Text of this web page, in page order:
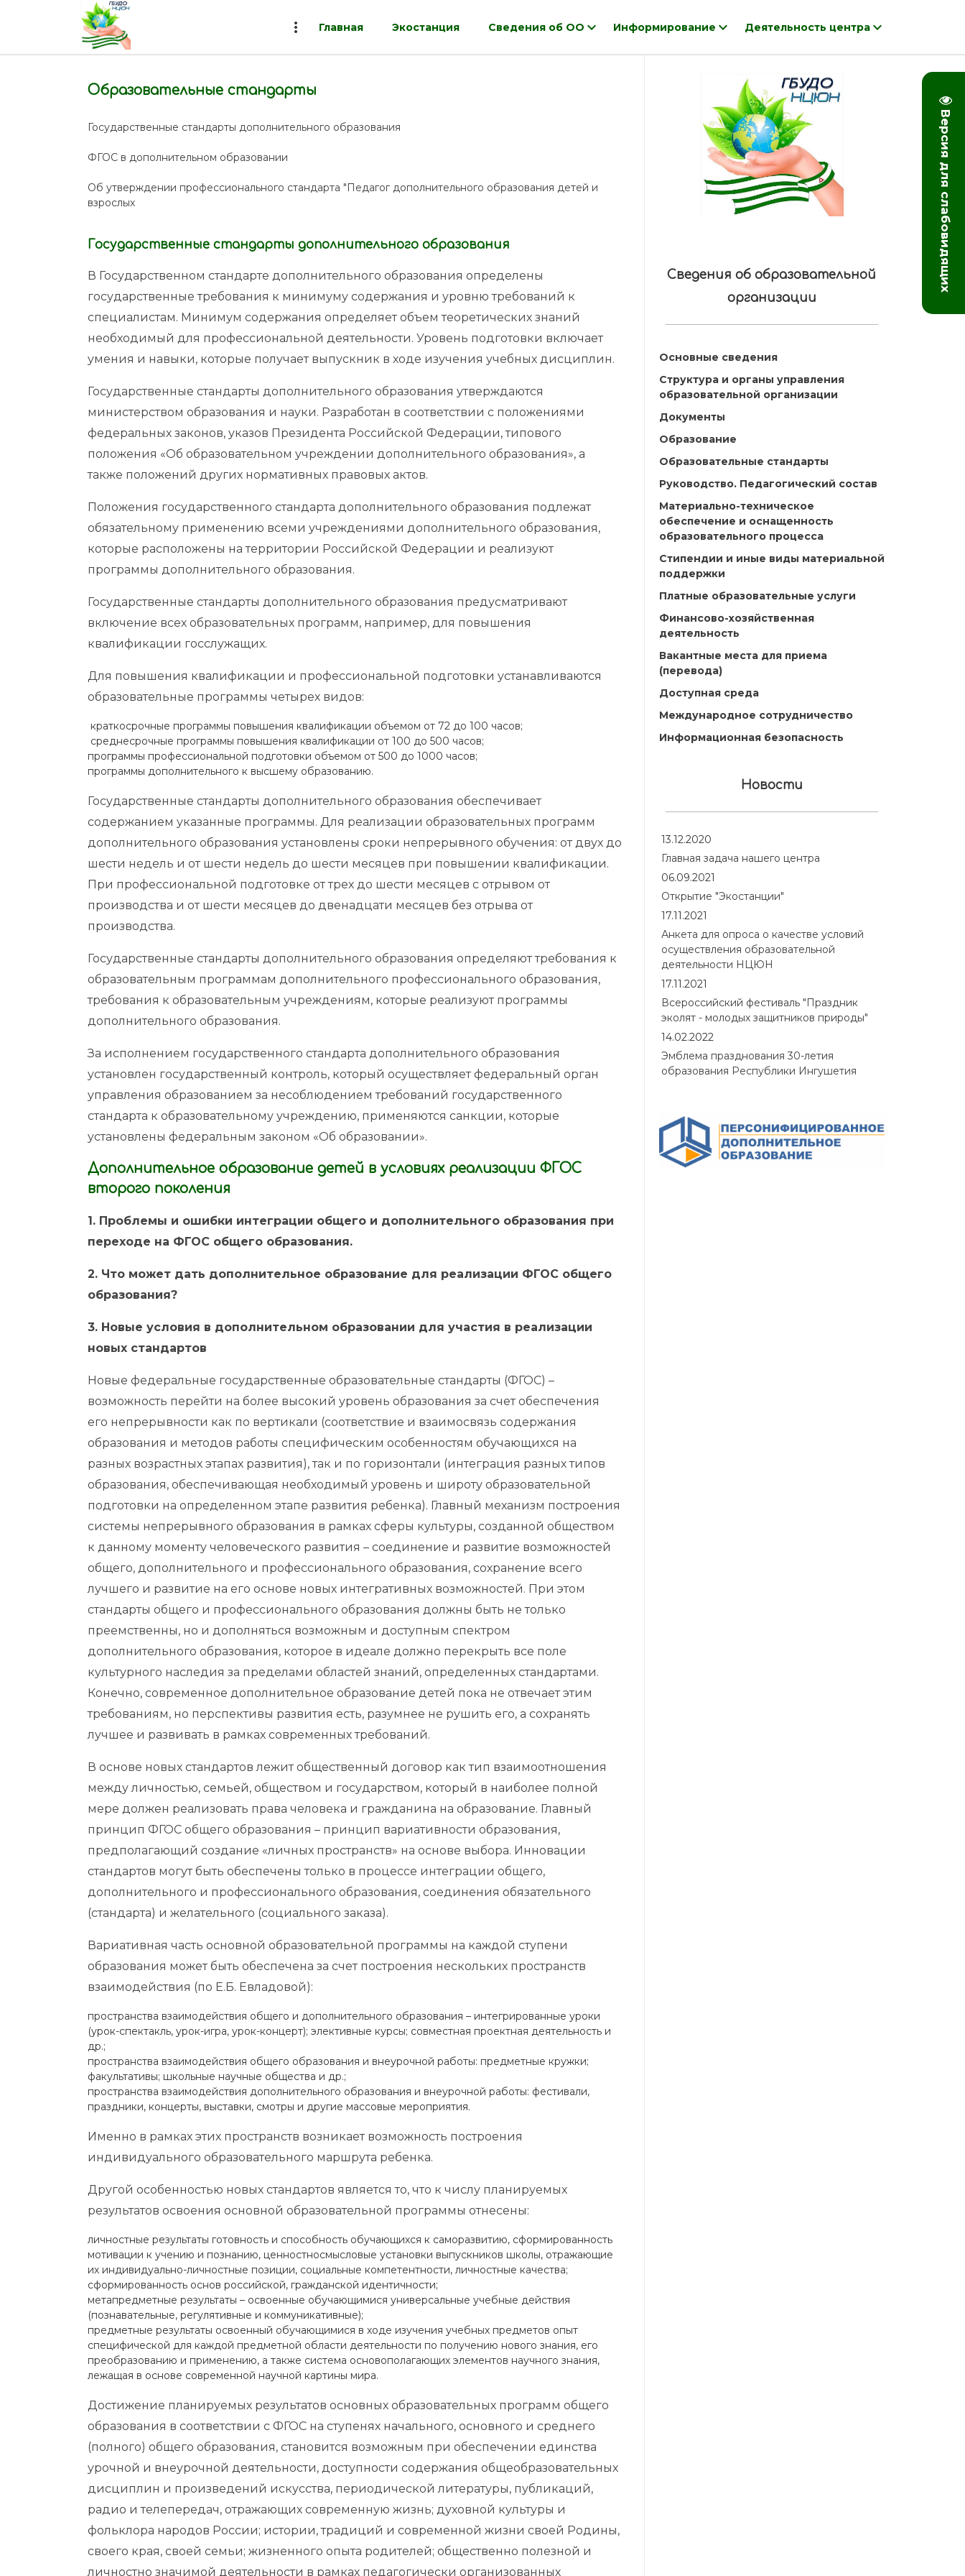
Версия для слабовидящих
more_vert Главная Экостанция Сведения об ОО Информирование Деятельность центра
Образовательные стандарты
Государственные стандарты дополнительного образования
ФГОС в дополнительном образовании
Об утверждении профессионального стандарта "Педагог дополнительного образования детей и
взрослых
Государственные стандарты дополнительного образования
В Государственном стандарте дополнительного образования определены
государственные требования к минимуму содержания и уровню требований к
специалистам. Минимум содержания определяет объем теоретических знаний
необходимый для профессиональной деятельности. Уровень подготовки включает
умения и навыки, которые получает выпускник в ходе изучения учебных дисциплин.
Государственные стандарты дополнительного образования утверждаются
министерством образования и науки. Разработан в соответствии с положениями
федеральных законов, указов Президента Российской Федерации, типового
положения «Об образовательном учреждении дополнительного образования», а
также положений других нормативных правовых актов.
Положения государственного стандарта дополнительного образования подлежат
обязательному применению всеми учреждениями дополнительного образования,
которые расположены на территории Российской Федерации и реализуют
программы дополнительного образования.
Государственные стандарты дополнительного образования предусматривают
включение всех образовательных программ, например, для повышения
квалификации госслужащих.
Для повышения квалификации и профессиональной подготовки устанавливаются
образовательные программы четырех видов:
краткосрочные программы повышения квалификации объемом от 72 до 100 часов;
среднесрочные программы повышения квалификации от 100 до 500 часов;
программы профессиональной подготовки объемом от 500 до 1000 часов;
программы дополнительного к высшему образованию.
Государственные стандарты дополнительного образования обеспечивает
содержанием указанные программы. Для реализации образовательных программ
дополнительного образования установлены сроки непрерывного обучения: от двух до
шести недель и от шести недель до шести месяцев при повышении квалификации.
При профессиональной подготовке от трех до шести месяцев с отрывом от
производства и от шести месяцев до двенадцати месяцев без отрыва от
производства.
Государственные стандарты дополнительного образования определяют требования к
образовательным программам дополнительного профессионального образования,
требования к образовательным учреждениям, которые реализуют программы
дополнительного образования.
За исполнением государственного стандарта дополнительного образования
установлен государственный контроль, который осуществляет федеральный орган
управления образованием за несоблюдением требований государственного
стандарта к образовательному учреждению, применяются санкции, которые
установлены федеральным законом «Об образовании».
Дополнительное образование детей в условиях реализации ФГОС
второго поколения
1. Проблемы и ошибки интеграции общего и дополнительного образования при
переходе на ФГОС общего образования.
2. Что может дать дополнительное образование для реализации ФГОС общего
образования?
3. Новые условия в дополнительном образовании для участия в реализации
новых стандартов
Новые федеральные государственные образовательные стандарты (ФГОС) –
возможность перейти на более высокий уровень образования за счет обеспечения
его непрерывности как по вертикали (соответствие и взаимосвязь содержания
образования и методов работы специфическим особенностям обучающихся на
разных возрастных этапах развития), так и по горизонтали (интеграция разных типов
образования, обеспечивающая необходимый уровень и широту образовательной
подготовки на определенном этапе развития ребенка). Главный механизм построения
системы непрерывного образования в рамках сферы культуры, созданной обществом
к данному моменту человеческого развития – соединение и развитие возможностей
общего, дополнительного и профессионального образования, сохранение всего
лучшего и развитие на его основе новых интегративных возможностей. При этом
стандарты общего и профессионального образования должны быть не только
преемственны, но и дополняться возможным и доступным спектром
дополнительного образования, которое в идеале должно перекрыть все поле
культурного наследия за пределами областей знаний, определенных стандартами.
Конечно, современное дополнительное образование детей пока не отвечает этим
требованиям, но перспективы развития есть, разумнее не рушить его, а сохранять
лучшее и развивать в рамках современных требований.
В основе новых стандартов лежит общественный договор как тип взаимоотношения
между личностью, семьей, обществом и государством, который в наиболее полной
мере должен реализовать права человека и гражданина на образование. Главный
принцип ФГОС общего образования – принцип вариативности образования,
предполагающий создание «личных пространств» на основе выбора. Инновации
стандартов могут быть обеспечены только в процессе интеграции общего,
дополнительного и профессионального образования, соединения обязательного
(стандарта) и желательного (социального заказа).
Вариативная часть основной образовательной программы на каждой ступени
образования может быть обеспечена за счет построения нескольких пространств
взаимодействия (по Е.Б. Евладовой):
пространства взаимодействия общего и дополнительного образования – интегрированные уроки
(урок-спектакль, урок-игра, урок-концерт); элективные курсы; совместная проектная деятельность и
др.;
пространства взаимодействия общего образования и внеурочной работы: предметные кружки;
факультативы; школьные научные общества и др.;
пространства взаимодействия дополнительного образования и внеурочной работы: фестивали,
праздники, концерты, выставки, смотры и другие массовые мероприятия.
Именно в рамках этих пространств возникает возможность построения
индивидуального образовательного маршрута ребенка.
Другой особенностью новых стандартов является то, что к числу планируемых
результатов освоения основной образовательной программы отнесены:
личностные результаты готовность и способность обучающихся к саморазвитию, сформированность
мотивации к учению и познанию, ценностносмысловые установки выпускников школы, отражающие
их индивидуально-личностные позиции, социальные компетентности, личностные качества;
сформированность основ российской, гражданской идентичности;
метапредметные результаты – освоенные обучающимися универсальные учебные действия
(познавательные, регулятивные и коммуникативные);
предметные результаты освоенный обучающимися в ходе изучения учебных предметов опыт
специфической для каждой предметной области деятельности по получению нового знания, его
преобразованию и применению, а также система основополагающих элементов научного знания,
лежащая в основе современной научной картины мира.
Достижение планируемых результатов основных образовательных программ общего
образования в соответствии с ФГОС на ступенях начального, основного и среднего
(полного) общего образования, становится возможным при обеспечении единства
урочной и внеурочной деятельности, доступности содержания общеобразовательных
дисциплин и произведений искусства, периодической литературы, публикаций,
радио и телепередач, отражающих современную жизнь; духовной культуры и
фольклора народов России; истории, традиций и современной жизни своей Родины,
своего края, своей семьи; жизненного опыта родителей; общественно полезной и
личностно значимой деятельности в рамках педагогически организованных
Сведения об образовательной
организации
Основные сведения
Структура и органы управления
образовательной организации
Документы
Образование
Образовательные стандарты
Руководство. Педагогический состав
Материально-техническое
обеспечение и оснащенность
образовательного процесса
Стипендии и иные виды материальной
поддержки
Платные образовательные услуги
Финансово-хозяйственная
деятельность
Вакантные места для приема
(перевода)
Доступная среда
Международное сотрудничество
Информационная безопасность
Новости
13.12.2020
Главная задача нашего центра
06.09.2021
Открытие "Экостанции"
17.11.2021
Анкета для опроса о качестве условий
осуществления образовательной
деятельности НЦЮН
17.11.2021
Всероссийский фестиваль "Праздник
эколят - молодых защитников природы"
14.02.2022
Эмблема празднования 30-летия
образования Республики Ингушетия